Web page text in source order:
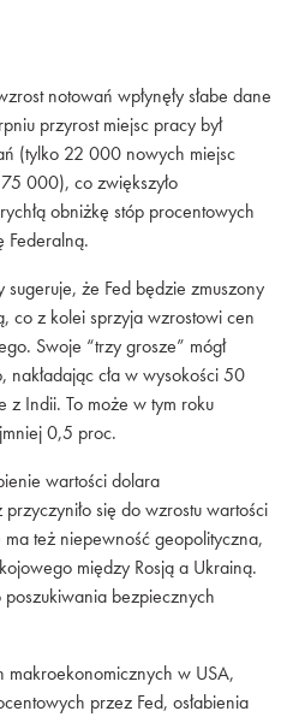
notowań wpłynęły słabe dane
przyrost miejsc pracy był
(tylko 22 000 nowych miejsc
000), co zwiększyło
obniżkę stóp procentowych
Federalną.
że Fed będzie zmuszony
co z kolei sprzyja wzrostowi cen
Swoje “trzy grosze” mógł
nakładając cła w wysokości 50
z Indii. To może w tym roku
0,5 proc.
wartości dolara
się do wzrostu wartości
też niepewność geopolityczna,
między Rosją a Ukrainą.
poszukiwania bezpiecznych
makroekonomicznych w USA,
przez Fed, osłabienia